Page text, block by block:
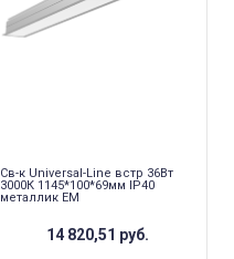
Св-к Universal-Line встр 36Вт
3000К 1145*100*69мм IP40
металлик EM
14 820,51 руб.